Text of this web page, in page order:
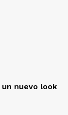
un nuevo look